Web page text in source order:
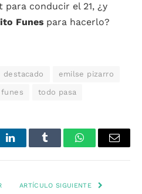
para conducir el 21, ¿y
Funes para hacerlo?
destacado emilse pizarro
todo pasa
LinkedInTumblr WhatsAppEmail
ARTÍCULO SIGUIENTE